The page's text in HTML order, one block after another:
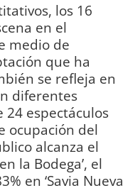
los 16
en el
medio de
que ha
se refleja en
diferentes
24 espectáculos
ocupación del
alcanza el
la Bodega’, el
en ‘Savia Nueva